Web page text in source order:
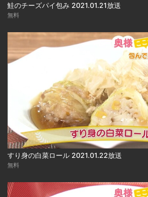
鮭のチーズパイ包み 2021.01.21放送
無料
すり身の白菜ロール 2021.01.22放送
無料